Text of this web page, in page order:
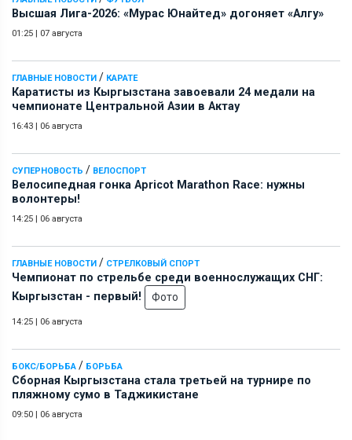
Высшая Лига-2026: «Мурас Юнайтед» догоняет «Алгу»
01:25 | 07 августа
ГЛАВНЫЕ НОВОСТИ / КАРАТЕ
Каратисты из Кыргызстана завоевали 24 медали на
чемпионате Центральной Азии в Актау
16:43 | 06 августа
СУПЕРНОВОСТЬ / ВЕЛОСПОРТ
Велосипедная гонка Apricot Marathon Race: нужны
волонтеры!
14:25 | 06 августа
ГЛАВНЫЕ НОВОСТИ / СТРЕЛКОВЫЙ СПОРТ
Чемпионат по стрельбе среди военнослужащих СНГ:
Кыргызстан - первый!
Фото
14:25 | 06 августа
БОКС/БОРЬБА / БОРЬБА
Сборная Кыргызстана стала третьей на турнире по
пляжному сумо в Таджикистане
09:50 | 06 августа